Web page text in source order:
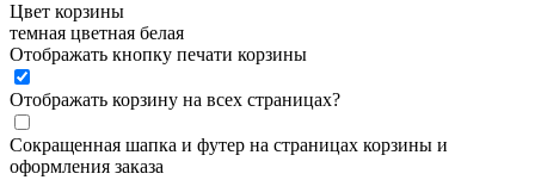
Цвет корзины
темная цветная белая
Отображать кнопку печати корзины
Отображать корзину на всех страницах?
Сокращенная шапка и футер на страницах корзины и
оформления заказа